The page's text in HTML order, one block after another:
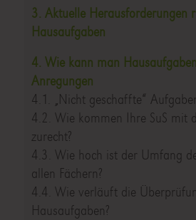
3. Aktuelle Herausforderungen
Hausaufgaben
4. Wie kann man
Anregungen
4.1. „Nicht geschaffte“
4.2. Wie kommen Ihre SuS mit
zurecht?
4.3. Wie hoch ist der Umfang
allen Fächern?
4.4. Wie verläuft die
Hausaufgaben?